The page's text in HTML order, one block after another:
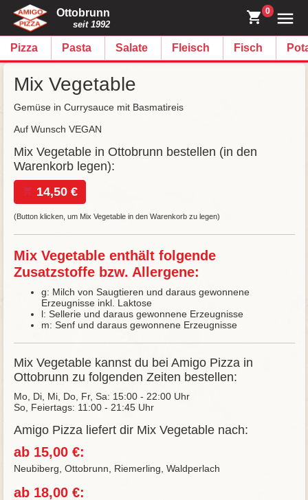
Ottobrunn
seit 1992
0
Pizza Pasta Salate Fleisch Fisch
Mix Vegetable
Gemüse in Currysauce mit Basmatireis
Auf Wunsch VEGAN
Mix Vegetable in Ottobrunn bestellen (in den
Warenkorb legen):
14,50 €
(Button klicken, um Mix Vegetable in den Warenkorb zu legen)
Mix Vegetable enthält folgende
Zusatzstoffe bzw. Allergene:
g: Milch von Saugtieren und daraus gewonnene
Erzeugnisse inkl. Laktose
l: Sellerie und daraus gewonnene Erzeugnisse
m: Senf und daraus gewonnene Erzeugnisse
Mix Vegetable kannst du bei Amigo Pizza in
Ottobrunn zu folgenden Zeiten bestellen:
Mo, Di, Mi, Do, Fr, Sa: 15:00 - 22:00 Uhr
So, Feiertags: 11:00 - 21:45 Uhr
Amigo Pizza liefert dir Mix Vegetable nach:
ab 15,00 €:
Neubiberg, Ottobrunn, Riemerling, Waldperlach
ab 18,00 €: